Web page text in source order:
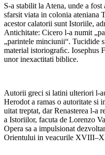
S-a stabilit la Atena, unde a
sfarsit viata in colonia ateniana
acestor calatorii sunt Istoriile,
Antichitate: Cicero l-a numit
„parintele minciunii“. Tucidide
material istoriograﬁc. Iosephus
unor inexactitati biblice.
Autorii greci si latini ulteriori l-
Herodot a ramas o autoritate si
uitat treptat, dar Renasterea l-a
a Istoriilor, facuta de Lorenzo
Opera sa a impulsionat
Orientului in veacurile